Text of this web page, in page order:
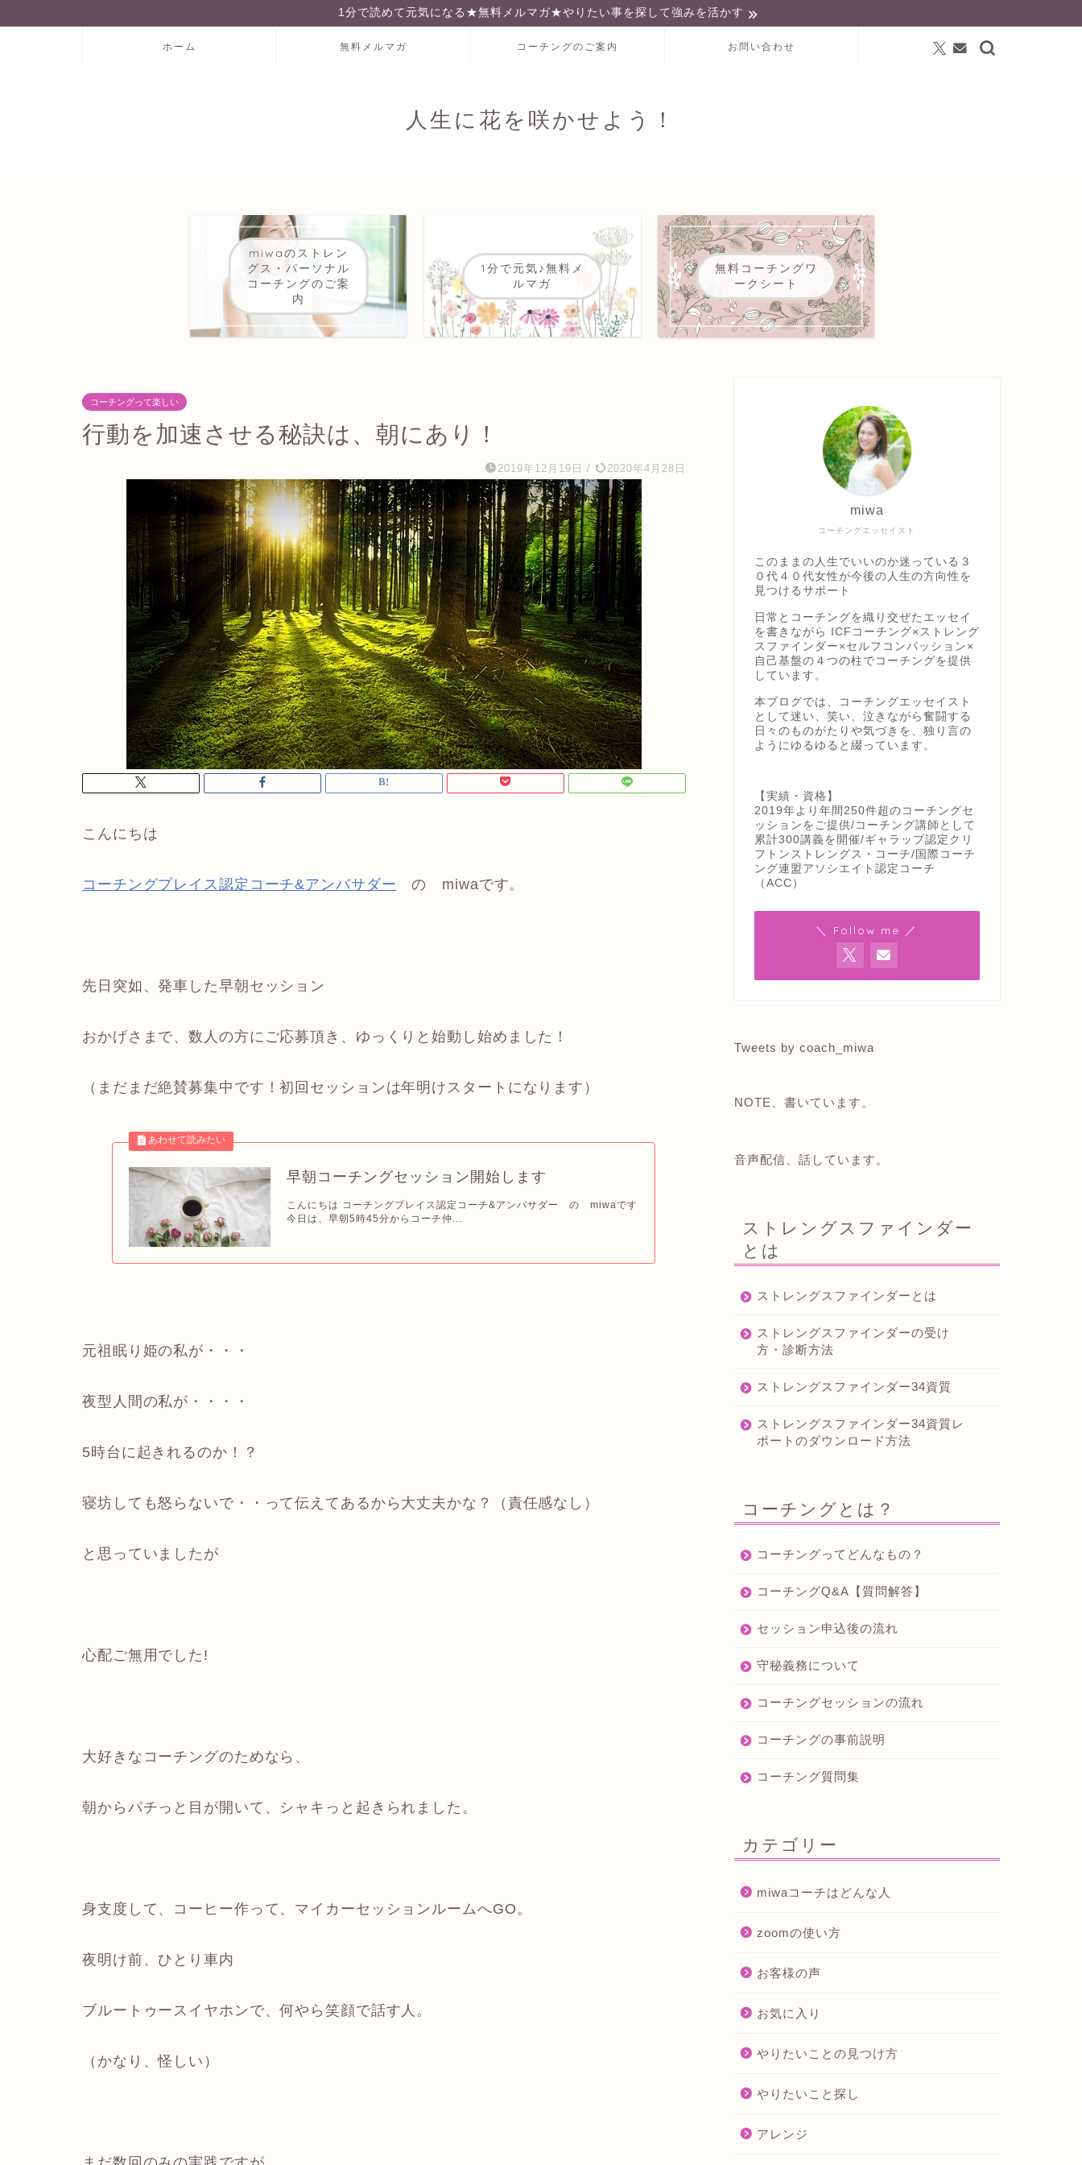
1分で読めて元気になる★無料メルマガ★やりたい事を探して強みを活かす
ホーム 無料メルマガ コーチングのご案内 お問い合わせ
人生に花を咲かせよう！
miwaのストレン
グス・パーソナル
コーチングのご案
内
1分で元気♪無料メ
ルマガ
無料コーチングワ
ークシート
コーチングって楽しい
行動を加速させる秘訣は、朝にあり！
2019年12月19日 / 2020年4月28日
こんにちは
コーチングプレイス認定コーチ&アンバサダー の miwaです。
先日突如、発車した早朝セッション
おかげさまで、数人の方にご応募頂き、ゆっくりと始動し始めました！
（まだまだ絶賛募集中です！初回セッションは年明けスタートになります）
早朝コーチングセッション開始します
こんにちは コーチングプレイス認定コーチ&アンバサダー の miwaです
今日は、早朝5時45分からコーチ仲...
元祖眠り姫の私が・・・
夜型人間の私が・・・・
5時台に起きれるのか！？
寝坊しても怒らないで・・って伝えてあるから大丈夫かな？（責任感なし）
と思っていましたが
心配ご無用でした!
大好きなコーチングのためなら、
朝からパチっと目が開いて、シャキっと起きられました。
身支度して、コーヒー作って、マイカーセッションルームへGO。
夜明け前、ひとり車内
ブルートゥースイヤホンで、何やら笑顔で話す人。
（かなり、怪しい）
コーチングエッセイスト
miwa
このままの人生でいいのか迷っている３
０代４０代女性が今後の人生の方向性を
見つけるサポート
日常とコーチングを織り交ぜたエッセイ
を書きながら ICFコーチング×ストレング
スファインダー×セルフコンパッション×
自己基盤の４つの柱でコーチングを提供
しています。
本ブログでは、コーチングエッセイスト
として迷い、笑い、泣きながら奮闘する
日々のものがたりや気づきを、独り言の
ようにゆるゆると綴っています。
【実績・資格】
2019年より年間250件超のコーチングセ
ッションをご提供/コーチング講師として
累計300講義を開催/ギャラップ認定クリ
フトンストレングス・コーチ/国際コーチ
ング連盟アソシエイト認定コーチ
（ACC）
＼ Follow me ／
Tweets by coach_miwa
NOTE、書いています。
音声配信、話しています。
ストレングスファインダー
とは
ストレングスファインダーとは
ストレングスファインダーの受け
方・診断方法
ストレングスファインダー34資質
ストレングスファインダー34資質レ
ポートのダウンロード方法
コーチングとは？
コーチングってどんなもの？
コーチングQ&A【質問解答】
セッション申込後の流れ
守秘義務について
コーチングセッションの流れ
コーチングの事前説明
コーチング質問集
カテゴリー
miwaコーチはどんな人
zoomの使い方
お客様の声
お気に入り
やりたいことの見つけ方
やりたいこと探し
アレンジ